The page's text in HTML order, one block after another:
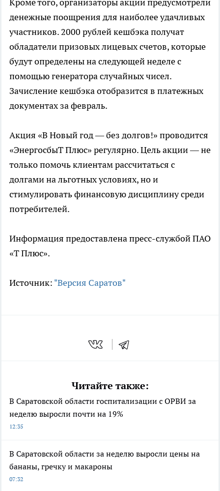
Кроме того, организаторы акции предусмотрели
денежные поощрения для наиболее удачливых
участников. 2000 рублей кешбэка получат
обладатели призовых лицевых счетов, которые
будут определены на следующей неделе с
помощью генератора случайных чисел.
Зачисление кешбэка отобразится в платежных
документах за февраль.
Акция «В Новый год — без долгов!» проводится
«ЭнергосбыТ Плюс» регулярно. Цель акции — не
только помочь клиентам рассчитаться с
долгами на льготных условиях, но и
стимулировать финансовую дисциплину среди
потребителей.
Информация предоставлена пресс-службой ПАО
«Т Плюс».
Источник: "Версия Саратов"
Читайте также:
В Саратовской области госпитализации с ОРВИ за
неделю выросли почти на 19%
12:35
В Саратовской области за неделю выросли цены на
бананы, гречку и макароны
07:32